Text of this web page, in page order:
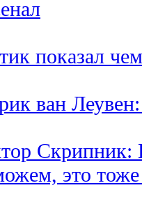
показал
ван
Скрипник:
это тоже